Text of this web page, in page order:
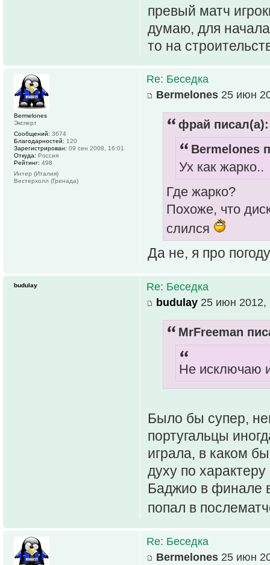
превый матч
думаю, для
то на
Re: Беседка
Bermelones 25 июн
фрай писал(а):
Bermelones
Ух как жарко..
Где жарко?
Похоже, что
слился
Да не, я про
Bermelones
Эксперт
Сообщений: 3674
Благодарностей: 120
Зарегистрирован: 09 сен 2008, 16:01
Откуда: Россия
Рейтинг: 498
Интер (Италия)
Вестерхолл (Гренада)
Re: Беседка
budulay 25 июн 2012,
MrFreeman
Не исключаю
Было бы супер,
португальцы
играла, в каком
духу по
Баджио в финале
попал в
budulay
Re: Беседка
Bermelones 25 июн